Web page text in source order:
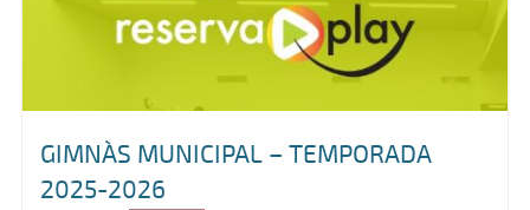
GIMNÀS MUNICIPAL – TEMPORADA
2025-2026